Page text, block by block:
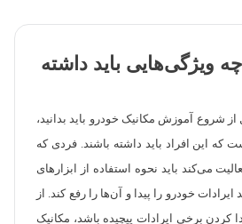
ویژگی‌هایی باید داشته
شروع آموزش مکانیک خودرو باید بدانید،
که این افراد باید داشته باشند. فردی که
می‌کند باید نحوه استفاده از ابزارهای
ایرادات خودرو را پیدا و آن‌ها را رفع کند. از
کردن برخی ایرادات پیچیده باشد، مکانیک